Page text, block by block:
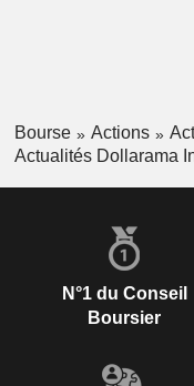
Bourse Actions
Actualités Dollarama
N°1 du Conseil
Boursier